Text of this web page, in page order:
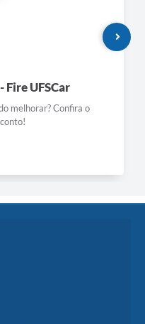
Fire UFSCar
melhorar? Confira o